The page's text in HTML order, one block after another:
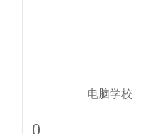
电脑学校
0